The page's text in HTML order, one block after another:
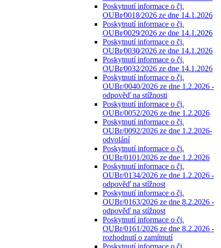
Poskytnutí informace o čj.
OUBr⁄0018⁄2026 ze dne 14.1.2026
Poskytnutí informace o čj.
OUBr⁄0029⁄2026 ze dne 14.1.2026
Poskytnutí informace o čj.
OUBr⁄0030⁄2026 ze dne 14.1.2026
Poskytnutí informace o čj.
OUBr⁄0032⁄2026 ze dne 14.1.2026
Poskytnutí informace o čj.
OUBr/0040/2026 ze dne 1.2.2026 -
odpověď na stížnosti
Poskytnutí informace o čj.
OUBr/0052/2026 ze dne 1.2.2026
Poskytnutí informace o čj.
OUBr/0092/2026 ze dne 1.2.2026-
odvolání
Poskytnutí informace o čj.
OUBr/0101/2026 ze dne 1.2.2026
Poskytnutí informace o čj.
OUBr/0134/2026 ze dne 1.2.2026 -
odpověď na stížnost
Poskytnutí informace o čj.
OUBr/0163/2026 ze dne 8.2.2026 -
odpověď na stížnost
Poskytnutí informace o čj.
OUBr/0161/2026 ze dne 8.2.2026 -
rozhodnutí o zamítnutí
Poskytnutí informace o čj.